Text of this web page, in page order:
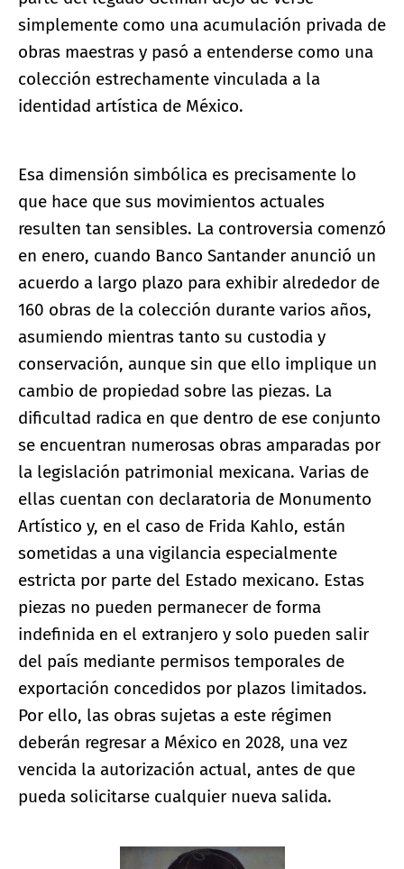
simplemente como una acumulación privada de
obras maestras y pasó a entenderse como una
colección estrechamente vinculada a la
identidad artística de México.
Esa dimensión simbólica es precisamente lo
que hace que sus movimientos actuales
resulten tan sensibles. La controversia comenzó
en enero, cuando Banco Santander anunció un
acuerdo a largo plazo para exhibir alrededor de
160 obras de la colección durante varios años,
asumiendo mientras tanto su custodia y
conservación, aunque sin que ello implique un
cambio de propiedad sobre las piezas. La
dificultad radica en que dentro de ese conjunto
se encuentran numerosas obras amparadas por
la legislación patrimonial mexicana. Varias de
ellas cuentan con declaratoria de Monumento
Artístico y, en el caso de Frida Kahlo, están
sometidas a una vigilancia especialmente
estricta por parte del Estado mexicano. Estas
piezas no pueden permanecer de forma
indefinida en el extranjero y solo pueden salir
del país mediante permisos temporales de
exportación concedidos por plazos limitados.
Por ello, las obras sujetas a este régimen
deberán regresar a México en 2028, una vez
vencida la autorización actual, antes de que
pueda solicitarse cualquier nueva salida.
Ampliar imagen